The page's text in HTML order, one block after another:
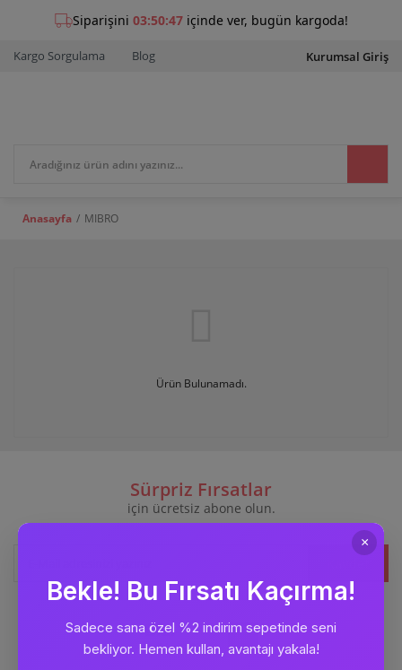
Kargo Sorgulama Blog Kurumsal Giriş
Anasayfa MIBRO
Ürün Bulunamadı.
Sürpriz Fırsatlar
için ücretsiz abone olun.
Bizi
Takip Edin